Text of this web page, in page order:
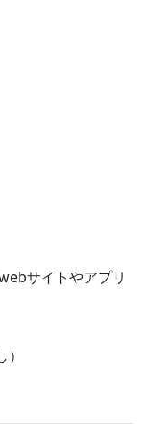
サイトやアプリ